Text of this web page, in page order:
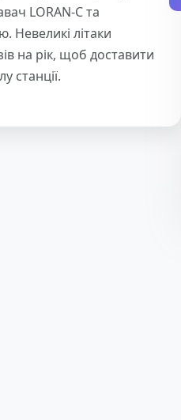
LORAN-C та
Невеликі літаки
на рік, щоб доставити
станції.